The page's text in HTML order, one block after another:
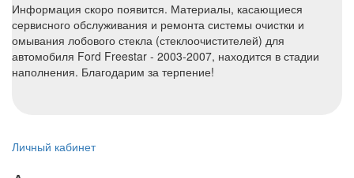
Информация скоро появится. Материалы, касающиеся
сервисного обслуживания и ремонта системы очистки и
омывания лобового стекла (стеклоочистителей) для
автомобиля Ford Freestar - 2003-2007, находится в стадии
наполнения. Благодарим за терпение!
Личный кабинет